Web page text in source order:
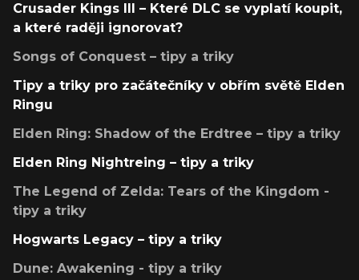
Crusader Kings III – Které DLC se vyplatí koupit,
a které raději ignorovat?
Songs of Conquest – tipy a triky
Tipy a triky pro začátečníky v obřím světě Elden
Ringu
Elden Ring: Shadow of the Erdtree – tipy a triky
Elden Ring Nightreing – tipy a triky
The Legend of Zelda: Tears of the Kingdom -
tipy a triky
Hogwarts Legacy – tipy a triky
Dune: Awakening - tipy a triky